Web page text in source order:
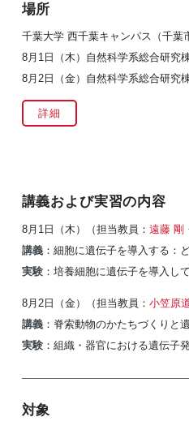
場所
千葉大学 西千葉キャンパス（千葉
8月1日（木）自然科学系総合研
8月2日（金）自然科学系総合研
詳細
講義および実習の内容
8月1日（木）（担当教員： 遠藤 剛
講義：細胞に遺伝子を導入する：
実験：培養細胞に遺伝子を導入し
8月2日（金）（担当教員： 小笠原
講義：脊索動物のかたちづくりと
実験：組織・器官における遺伝子
対象